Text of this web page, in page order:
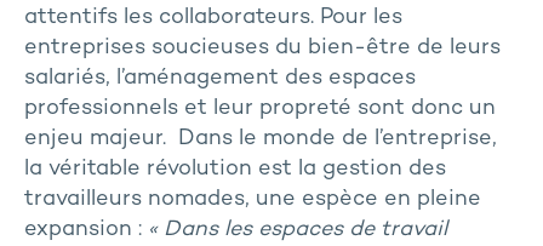
attentifs les collaborateurs. Pour les
entreprises soucieuses du bien-être de leurs
salariés, l’aménagement des espaces
professionnels et leur propreté sont donc un
enjeu majeur. Dans le monde de l’entreprise,
la véritable révolution est la gestion des
travailleurs nomades, une espèce en pleine
expansion : « Dans les espaces de travail